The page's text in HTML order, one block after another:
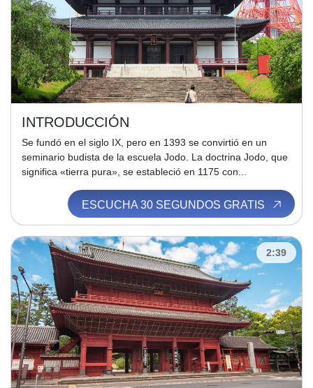
INTRODUCCIÓN
Se fundó en el siglo IX, pero en 1393 se convirtió en un
seminario budista de la escuela Jodo. La doctrina Jodo, que
significa «tierra pura», se estableció en 1175 con...
ESCUCHA 30 SEGUNDOS GRATIS
2:39